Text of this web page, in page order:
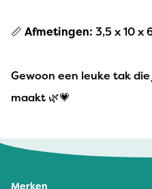
📏 Afmetingen: 3,5 x 10 x
Gewoon een leuke tak
maakt 🌿💗
Merken